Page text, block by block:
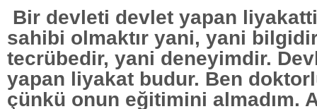
Bir devleti devlet yapan
sahibi olmaktır yani, yani
tecrübedir, yani deneyimdir.
yapan liyakat budur. Ben
çünkü onun eğitimini almadım.